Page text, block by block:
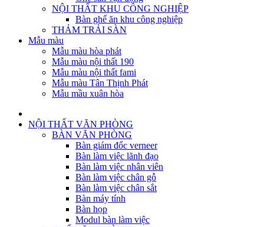
NỘI THẤT KHU CÔNG NGHIỆP
Bàn ghế ăn khu công nghiệp
THẢM TRẢI SÀN
Mẫu màu
Mẫu màu hòa phát
Mẫu màu nội thất 190
Mẫu màu nội thất fami
Mẫu màu Tân Thịnh Phát
Mẫu mầu xuân hòa
NỘI THẤT VĂN PHÒNG
BÀN VĂN PHÒNG
Bàn giám đốc verneer
Bàn làm việc lãnh đạo
Bàn làm việc nhân viên
Bàn làm việc chân gỗ
Bàn làm việc chân sắt
Bàn máy tính
Bàn họp
Modul bàn làm việc